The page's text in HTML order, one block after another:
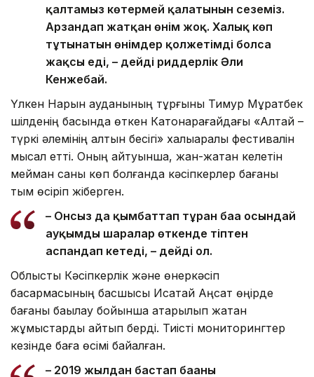
қалтамыз көтермей қалатынын сеземіз.
Арзандап жатқан өнім жоқ. Халық көп
тұтынатын өнімдер қолжетімді болса
жақсы еді, – дейді риддерлік Әли
Кенжебай.
Үлкен Нарын ауданының тұрғыны Тимур Мұратбек
шілденің басында өткен Катонқарағайдағы «Алтай –
түркі әлемінің алтын бесігі» халықаралық фестивалін
мысал етті. Оның айтуынша, жан-жақтан келетін
мейман саны көп болғанда кәсіпкерлер бағаны
тым өсіріп жіберген.
– Онсыз да қымбаттап тұрған баға осындай
ауқымды шаралар өткенде тіптен
аспандап кетеді, – дейді ол.
Облыстық Кәсіпкерлік және өнеркәсіп
басқармасының басшысы Исатай Аңсат өңірде
бағаны бақылау бойынша атқарылып жатқан
жұмыстарды айтып берді. Тиісті мониторингтер
кезінде баға өсімі байқалған.
– 2019 жылдан бастап бағаны